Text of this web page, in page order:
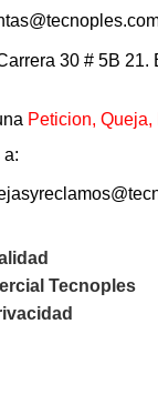
30 # 5B 21.
Peticion,
a:
Tecnoples